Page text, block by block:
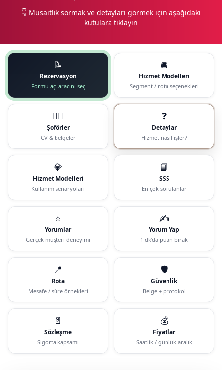
👇 Müsaitlik sormak ve detayları görmek için aşağıdaki
kutulara tıklayın
📝
Rezervasyon
Formu aç, aracını seç
🚘
Hizmet Modelleri
Segment / rota seçenekleri
🧑‍✈️
Şoförler
CV & belgeler
❓
Detaylar
Hizmet nasıl işler?
💎
Hizmet Modelleri
Kullanım senaryoları
📘
SSS
En çok sorulanlar
⭐
Yorumlar
Gerçek müşteri deneyimi
✍️
Yorum Yap
1 dk’da puan bırak
📍
Rota
Mesafe / süre örnekleri
🛡️
Güvenlik
Belge + protokol
📄
Sözleşme
Sigorta kapsamı
💰
Fiyatlar
Saatlik / günlük aralık